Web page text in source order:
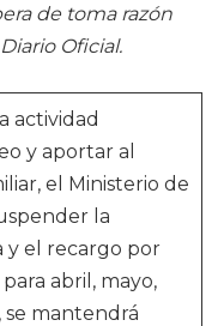
de toma razón
Oficial.
actividad
y aportar al
el Ministerio de
la
y el recargo por
abril, mayo,
se mantendrá